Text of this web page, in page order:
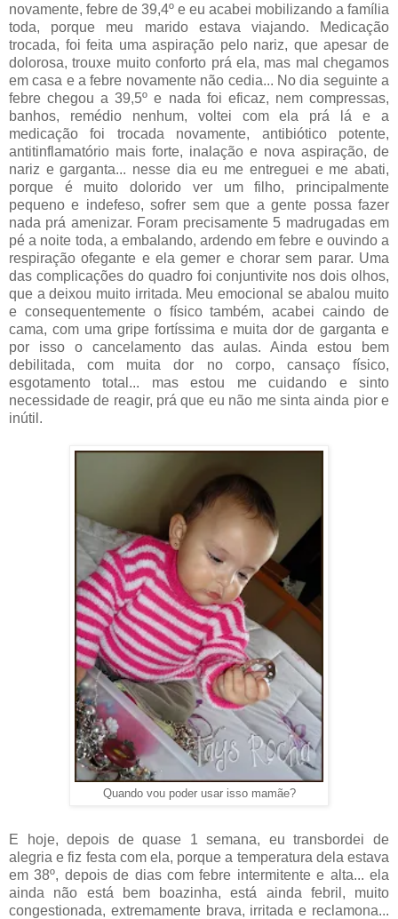
novamente, febre de 39,4º e eu acabei mobilizando a família
toda, porque meu marido estava viajando. Medicação
trocada, foi feita uma aspiração pelo nariz, que apesar de
dolorosa, trouxe muito conforto prá ela, mas mal chegamos
em casa e a febre novamente não cedia... No dia seguinte a
febre chegou a 39,5º e nada foi eficaz, nem compressas,
banhos, remédio nenhum, voltei com ela prá lá e a
medicação foi trocada novamente, antibiótico potente,
antitinflamatório mais forte, inalação e nova aspiração, de
nariz e garganta... nesse dia eu me entreguei e me abati,
porque é muito dolorido ver um filho, principalmente
pequeno e indefeso, sofrer sem que a gente possa fazer
nada prá amenizar. Foram precisamente 5 madrugadas em
pé a noite toda, a embalando, ardendo em febre e ouvindo a
respiração ofegante e ela gemer e chorar sem parar. Uma
das complicações do quadro foi conjuntivite nos dois olhos,
que a deixou muito irritada. Meu emocional se abalou muito
e consequentemente o físico também, acabei caindo de
cama, com uma gripe fortíssima e muita dor de garganta e
por isso o cancelamento das aulas. Ainda estou bem
debilitada, com muita dor no corpo, cansaço físico,
esgotamento total... mas estou me cuidando e sinto
necessidade de reagir, prá que eu não me sinta ainda pior e
inútil.
Quando vou poder usar isso mamãe?
E hoje, depois de quase 1 semana, eu transbordei de
alegria e fiz festa com ela, porque a temperatura dela estava
em 38º, depois de dias com febre intermitente e alta... ela
ainda não está bem boazinha, está ainda febril, muito
congestionada, extremamente brava, irritada e reclamona...